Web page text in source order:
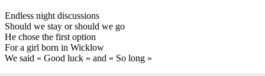
Endless night discussions
Should we stay or should we go
He chose the first option
For a girl born in Wicklow
We said « Good luck » and « So long »